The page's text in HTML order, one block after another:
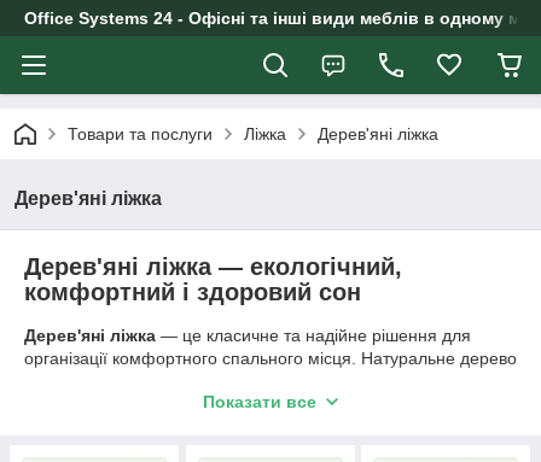
Office Systems 24 - Офісні та інші види меблів в одному
Товари та послуги Ліжка Дерев'яні ліжка
Дерев'яні ліжка
Дерев'яні ліжка — екологічний,
комфортний і здоровий сон
Дерев'яні ліжка — це класичне та надійне рішення для
організації комфортного спального місця. Натуральне дерево
здоровий і спокійний сон. Меблі з дерева універсальні та
Показати все